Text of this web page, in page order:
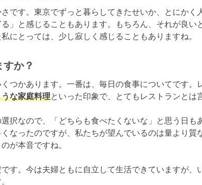
です。東京でずっと暮らしてきたせいか、とにかく
」と感じることもあります。もちろん、それが良い
にとっては、少し寂しく感じることもありますね。
か？
つかあります。一番は、毎日の食事についてです。
な家庭料理といった印象で、とてもレストランとは
択なので、「どちらも食べたくないな」と思う日も
なったのですが、私たちが望んでいるのは量より質
が本音ですね。
す。今は夫婦ともに自立して生活できていますが、